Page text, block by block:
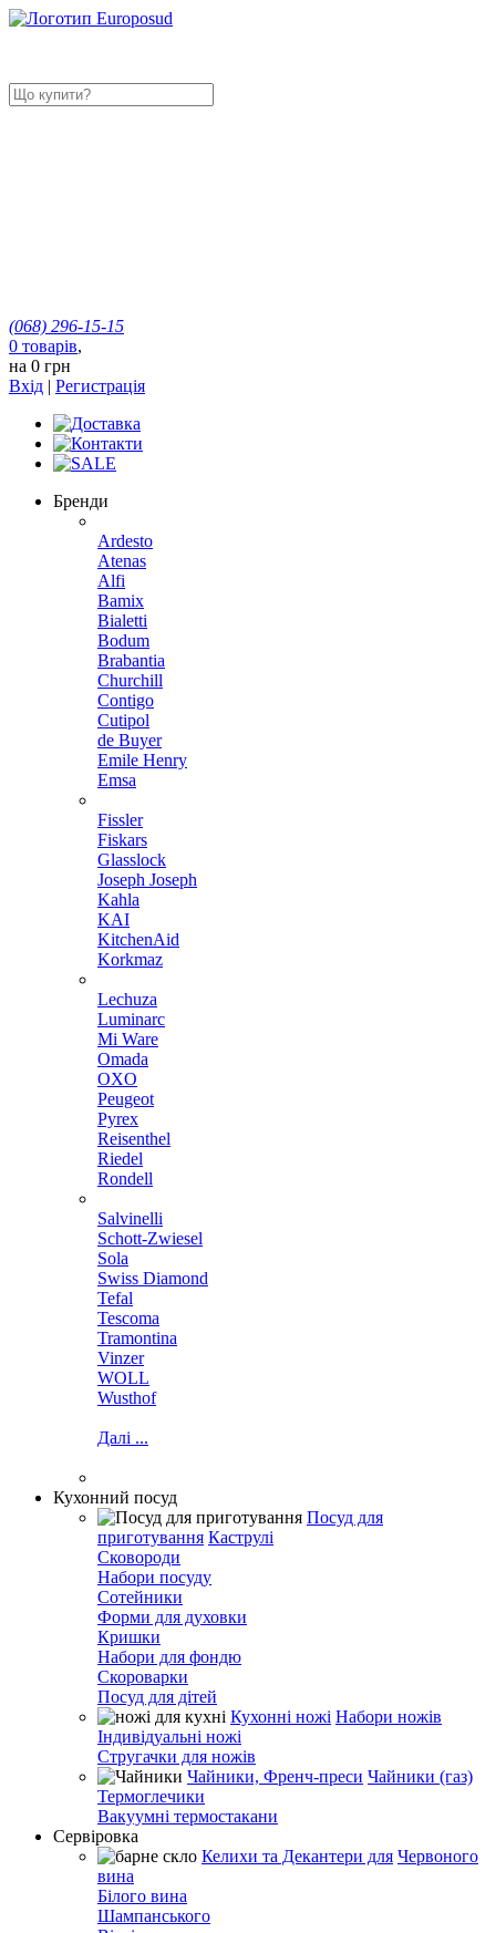
(068) 296-15-15
0 товарів,
на 0 грн
Вхід | Регистрація
Бренди
Ardesto
Atenas
Alfi
Bamix
Bialetti
Bodum
Brabantia
Churchill
Contigo
Cutipol
de Buyer
Emile Henry
Emsa
Fissler
Fiskars
Glasslock
Joseph Joseph
Kahla
KAI
KitchenAid
Korkmaz
Lechuza
Luminarc
Mi Ware
Omada
OXO
Peugeot
Pyrex
Reisenthel
Riedel
Rondell
Salvinelli
Schott-Zwiesel
Sola
Swiss Diamond
Tefal
Tescoma
Tramontina
Vinzer
WOLL
Wusthof
Далі ...
Кухонний посуд
Посуд для
приготування Каструлі
Сковороди
Набори посуду
Сотейники
Форми для духовки
Кришки
Набори для фондю
Скороварки
Посуд для дітей
Кухонні ножі Набори ножів
Індивідуальні ножі
Стругачки для ножів
Чайники, Френч-преси Чайники (газ)
Термоглечики
Вакуумні термостакани
Сервіровка
Келихи та Декантери для Червоного
вина
Білого вина
Шампанського